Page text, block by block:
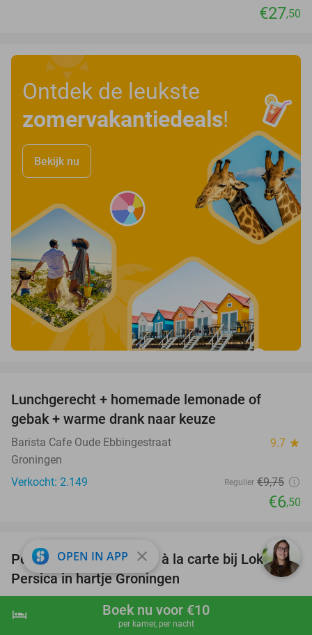
shopping_cart Boek nu
hotel Boek nu voor €10
per kamer, per nacht
€27,50
Ontdek de leukste
zomervakantiedeals!
Bekijk nu
Lunchgerecht + homemade lemonade of
gebak + warme drank naar keuze
Barista Cafe Oude Ebbingestraat 9.7 star
Groningen
Verkocht: 2.149
Regulier €9,75
€6,50
40%
Perzisch 3-gangendiner à la carte bij Lokanta
Persica in hartje Groningen
Groningen
OPEN IN APP close